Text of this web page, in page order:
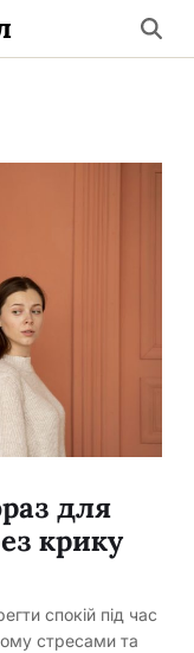
для
крику
спокій під час
стресами та